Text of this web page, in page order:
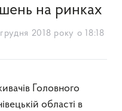
на ринках
2018 року о 18:18
області в